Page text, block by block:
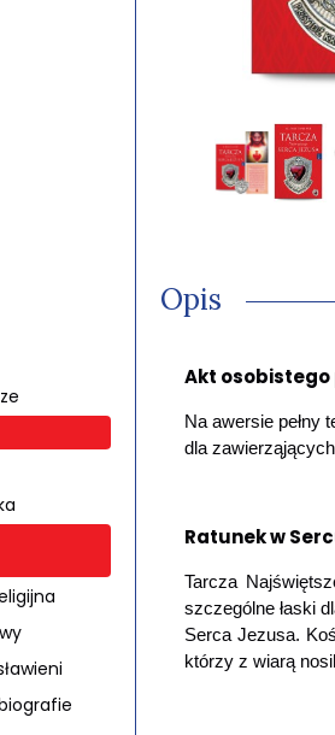
Opis
Akt osobistego
Na awersie pełny
dla
Ratunek w
Tarcza
szczególne łaski
Serca Jezusa.
którzy z wiarą